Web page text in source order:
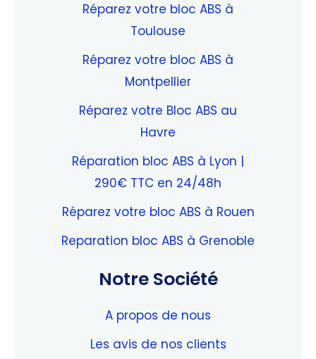
Réparez votre bloc ABS à
Toulouse
Réparez votre bloc ABS à
Montpellier
Réparez votre Bloc ABS au
Havre
Réparation bloc ABS à Lyon |
290€ TTC en 24/48h
Réparez votre bloc ABS à Rouen
Reparation bloc ABS à Grenoble
Notre Société
A propos de nous
Les avis de nos clients